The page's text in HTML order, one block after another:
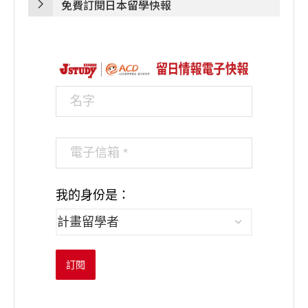
免費訂閱日本留學快報
我的身份是：
訂閱